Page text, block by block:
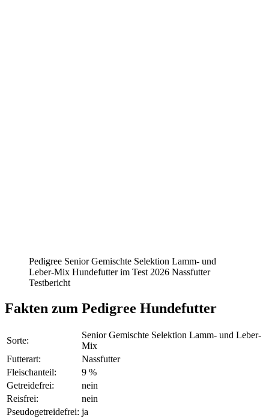
Pedigree Senior Gemischte Selektion Lamm- und
Leber-Mix Hundefutter im Test 2026 Nassfutter
Testbericht
Fakten zum Pedigree Hundefutter
Sorte:
Senior Gemischte Selektion Lamm- und Leber-
Mix
Futterart:
Nassfutter
Fleischanteil:
9 %
Getreidefrei:
nein
Reisfrei:
nein
Pseudogetreidefrei: ja